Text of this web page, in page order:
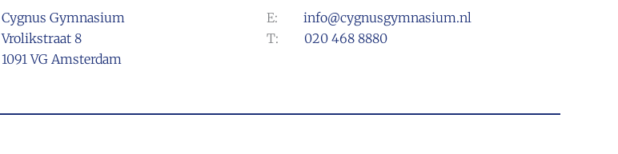
Cygnus Gymnasium
Vrolikstraat 8
1091 VG Amsterdam
E:info@cygnusgymnasium.nl
T: 020 468 8880